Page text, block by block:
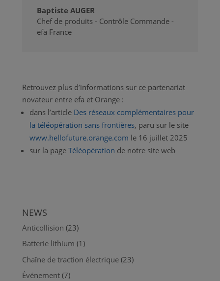
Baptiste AUGER
Chef de produits - Contrôle Commande -
efa France
Retrouvez plus d’informations sur ce partenariat
novateur entre efa et Orange :
dans l’article Des réseaux complémentaires pour
la téléopération sans frontières, paru sur le site
www.hellofuture.orange.com le 16 juillet 2025
sur la page Téléopération de notre site web
NEWS
Anticollision (23)
Batterie lithium (1)
Chaîne de traction électrique(23)
Événement(7)